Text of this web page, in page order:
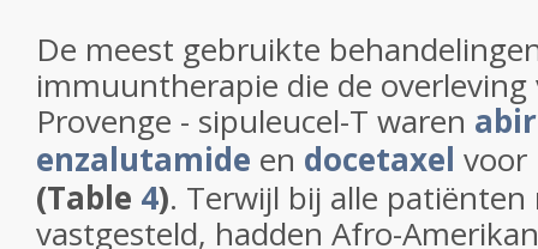
De meest gebruikte
immuuntherapie die de overleving
Provenge - sipuleucel-T waren
enzalutamide en docetaxel voor
(Table 4). Terwijl bij alle patiënten
vastgesteld, hadden Afro-